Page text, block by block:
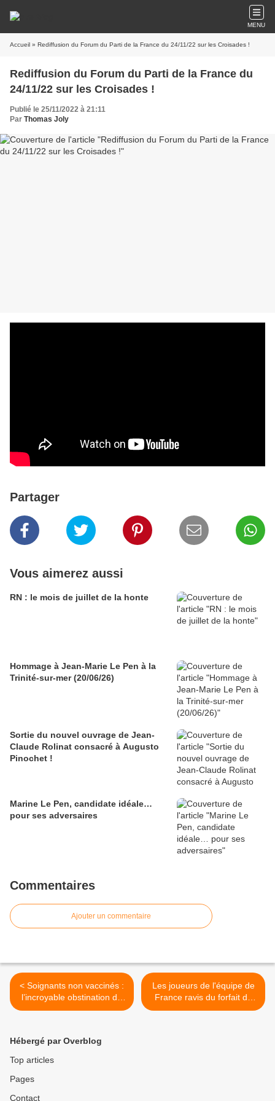
MENU
Accueil » Rediffusion du Forum du Parti de la France du 24/11/22 sur les Croisades !
Rediffusion du Forum du Parti de la France du
24/11/22 sur les Croisades !
Publié le 25/11/2022 à 21:11
Par Thomas Joly
Partager
Vous aimerez aussi
RN : le mois de juillet de la honte
Hommage à Jean-Marie Le Pen à la
Trinité-sur-mer (20/06/26)
Sortie du nouvel ouvrage de Jean-
Claude Rolinat consacré à Augusto
Pinochet !
Marine Le Pen, candidate idéale…
pour ses adversaires
Commentaires
Ajouter un commentaire
< Soignants non vaccinés :
l’incroyable obstination du
pouvoir
Les joueurs de l'équipe de
France ravis du forfait de
Benzema >
Hébergé par Overblog
Top articles
Pages
Contact